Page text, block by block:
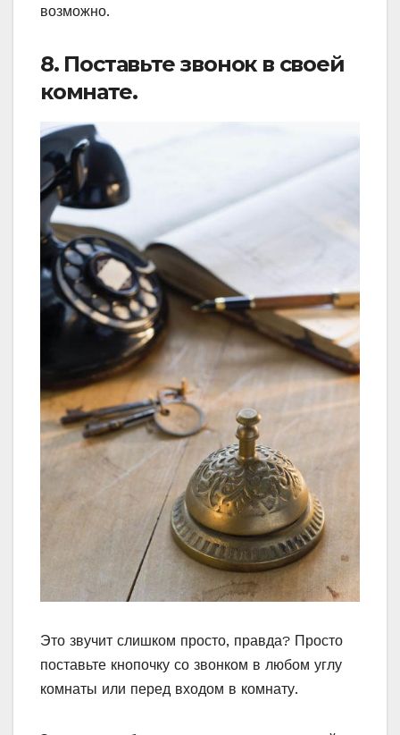
возможно.
8. Поставьте звонок в своей
комнате.
Это звучит слишком просто, правда? Просто
поставьте кнопочку со звонком в любом углу
комнаты или перед входом в комнату.